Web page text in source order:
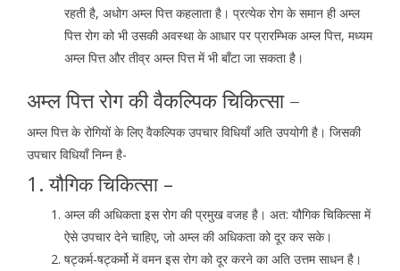
रहती है, अधोग अम्ल पित्त कहलाता है। प्रत्येक रोग के समान ही अम्ल
पित्त रोग को भी उसकी अवस्था के आधार पर प्रारम्भिक अम्ल पित्त, मध्यम
अम्ल पित्त और तीव्र अम्ल पित्त में भी बाँटा जा सकता है।
अम्ल पित्त रोग की वैकल्पिक चिकित्सा –
अम्ल पित्त के रोगियों के लिए वैकल्पिक उपचार विधियाँ अति उपयोगी है। जिसकी
उपचार विधियाँ निम्न है-
1. यौगिक चिकित्सा –
अम्ल की अधिकता इस रोग की प्रमुख वजह है। अत: यौगिक चिकित्सा में
ऐसे उपचार देने चाहिए, जो अम्ल की अधिकता को दूर कर सके।
षट्कर्म-षट्कर्मो में वमन इस रोग को दूर करने का अति उत्तम साधन है।